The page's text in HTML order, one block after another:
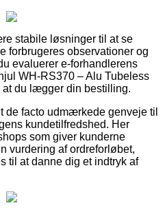
stabile løsninger til at se
forbrugeres observationer og
evaluerer e-forhandlerens
WH-RS370 – Alu Tubeless
at du lægger din bestilling.
de facto udmærkede genveje til
kundetilfredshed. Her
som giver kunderne
vurdering af ordreforløbet,
til at danne dig et indtryk af